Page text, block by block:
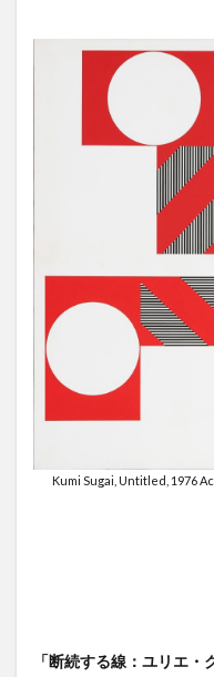
Kumi Sugai, Untitled, 1976
「断続する線：ユリエ・